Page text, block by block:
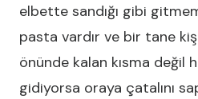
elbette sandığı gibi
pasta vardır ve bir tane
önünde kalan kısma değil
gidiyorsa oraya çatalını